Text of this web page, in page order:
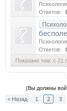
Ответов:
Ответов:
Показано тем: с 21
(Вы должны
< Назад
1 2 3